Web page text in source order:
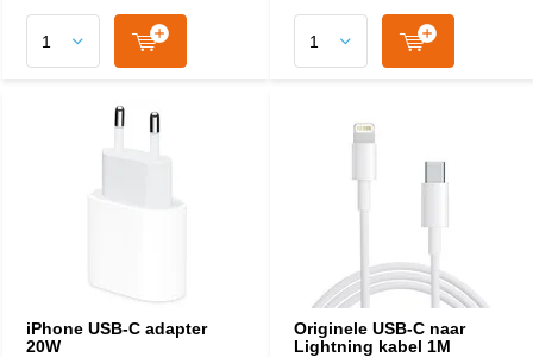
iPhone USB-C adapter
20W
Originele USB-C naar
Lightning kabel 1M